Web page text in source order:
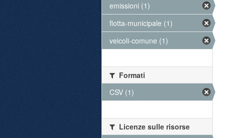
emissioni (1)
flotta-municipale (1)
veicoli-comune (1)
Formati
CSV (1)
Licenze sulle risorse